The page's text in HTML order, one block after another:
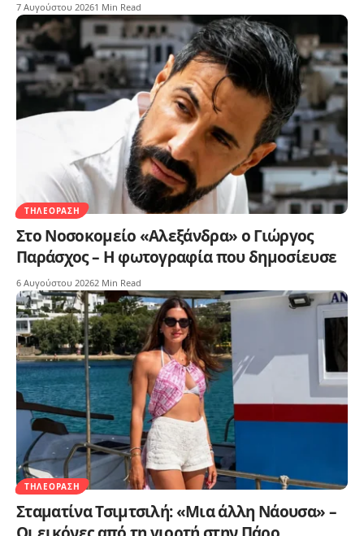
7 Αυγούστου 20261 Min Read
ΤΗΛΕΌΡΑΣΗ
Στο Νοσοκομείο «Αλεξάνδρα» ο Γιώργος
Παράσχος – Η φωτογραφία που δημοσίευσε
6 Αυγούστου 20262 Min Read
ΤΗΛΕΌΡΑΣΗ
Σταματίνα Τσιμτσιλή: «Μια άλλη Νάουσα» –